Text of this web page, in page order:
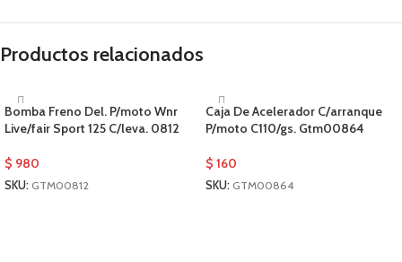
Productos relacionados
Bomba Freno Del. P/moto Wnr
Live/fair Sport 125 C/leva. 0812
$ 980
SKU: GTM00812
Caja De Acelerador C/arranque
P/moto C110/gs. Gtm00864
$ 160
SKU: GTM00864